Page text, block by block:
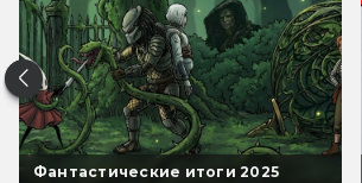
Фантастические итоги 2025